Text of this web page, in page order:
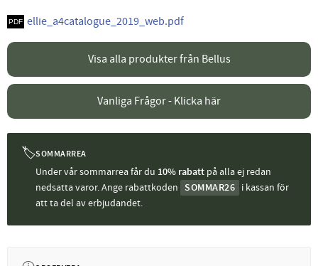
ellie_a4catalogue_2019_web.pdf
Visa alla produkter från Bellus
Vanliga Frågor - Klicka här
🏷SOMMARREA
Under vår sommarrea får du 10% rabatt på alla ej redan
nedsatta varor. Ange rabattkoden
SOMMAR26 i kassan för
att ta del av erbjudandet.